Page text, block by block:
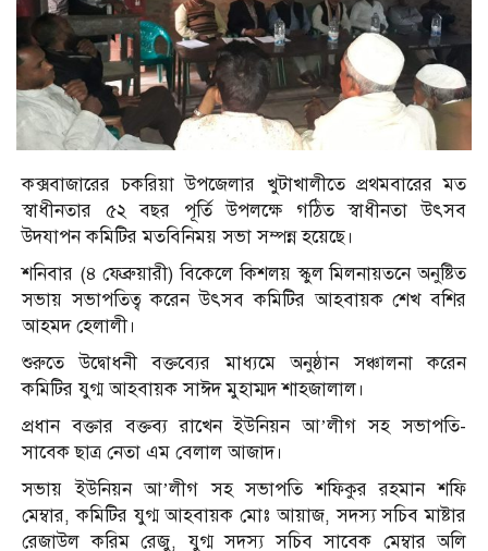
কক্সবাজারের চকরিয়া উপজেলার খুটাখালীতে প্রথমবারের মত
স্বাধীনতার ৫২ বছর পূর্তি উপলক্ষে গঠিত স্বাধীনতা উৎসব
উদযাপন কমিটির মতবিনিময় সভা সম্পন্ন হয়েছে।
শনিবার (৪ ফেব্রুয়ারী) বিকেলে কিশলয় স্কুল মিলনায়তনে অনুষ্টিত
সভায় সভাপতিত্ব করেন উৎসব কমিটির আহবায়ক শেখ বশির
আহমদ হেলালী।
শুরুতে উদ্বোধনী বক্তব্যের মাধ্যমে অনুষ্ঠান সঞ্চালনা করেন
কমিটির যুগ্ম আহবায়ক সাঈদ মুহাম্মদ শাহজালাল।
প্রধান বক্তার বক্তব্য রাখেন ইউনিয়ন আ’লীগ সহ সভাপতি-
সাবেক ছাত্র নেতা এম বেলাল আজাদ।
সভায় ইউনিয়ন আ’লীগ সহ সভাপতি শফিকুর রহমান শফি
মেম্বার, কমিটির যুগ্ম আহবায়ক মোঃ আয়াজ, সদস্য সচিব মাষ্টার
রেজাউল করিম রেজু, যুগ্ম সদস্য সচিব সাবেক মেম্বার অলি